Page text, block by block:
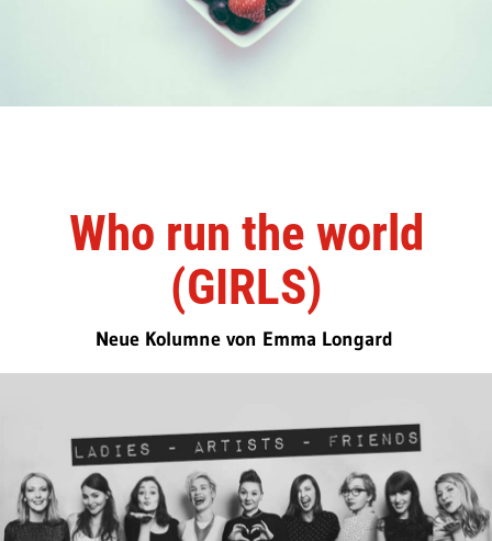
Who run the world
(GIRLS)
Neue Kolumne von Emma Longard